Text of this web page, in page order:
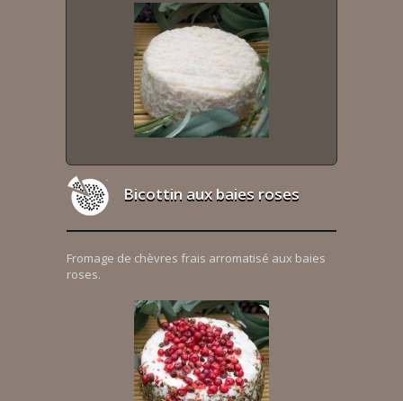
Bicottin aux baies roses
Fromage de chèvres frais arromatisé aux baies
roses.